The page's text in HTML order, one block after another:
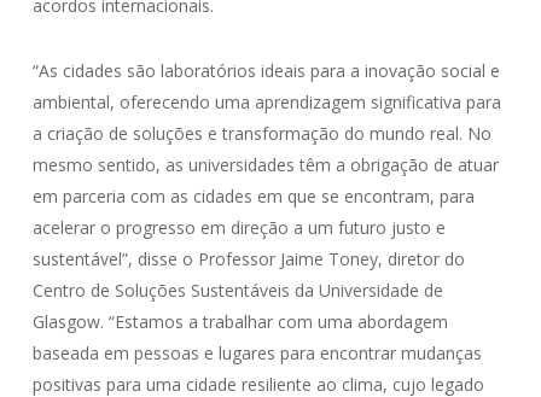
acordos internacionais.
“As cidades são laboratórios ideais para a inovação social e
ambiental, oferecendo uma aprendizagem significativa para
a criação de soluções e transformação do mundo real. No
mesmo sentido, as universidades têm a obrigação de atuar
em parceria com as cidades em que se encontram, para
acelerar o progresso em direção a um futuro justo e
sustentável”, disse o Professor Jaime Toney, diretor do
Centro de Soluções Sustentáveis da Universidade de
Glasgow. “Estamos a trabalhar com uma abordagem
baseada em pessoas e lugares para encontrar mudanças
positivas para uma cidade resiliente ao clima, cujo legado